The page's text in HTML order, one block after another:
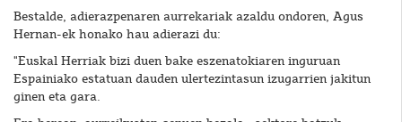
Bestalde, adierazpenaren aurrekariak azaldu ondoren, Agus
Hernan-ek honako hau adierazi du:
"Euskal Herriak bizi duen bake eszenatokiaren inguruan
Espainiako estatuan dauden ulertezintasun izugarrien jakitun
ginen eta gara.